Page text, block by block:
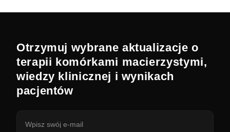
Otrzymuj wybrane aktualizacje o
terapii komórkami macierzystymi,
wiedzy klinicznej i wynikach
pacjentów